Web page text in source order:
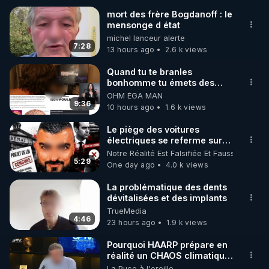
🌱 INSTAGRAM
https://www.instagram.com/rdlr_thierrycasasnovas/
http://rgnr.li/instagram
🌱 LA NEWSLETTER
Pour ne pas rater l’actualité RGNR (stages,
http://rgnr.li/news
🌱 VIDÉOS NON CENSURÉES SUR ODYSEE
Toutes les vidéos Youtube sont aussi sur la
http://rgnr.li/odysee
🌱 LES STAGES EN PRÉSENTIEL
7:28
mort des frère Bogdanoff : le
mensonge d état
michel lanceur alerte
13 hours ago
2.6 k views
9:36
Quand tu te branles
bonhomme tu émets des
ondes ils ont juste omis de
t'expliquer
OHM ÉGA MAN
10 hours ago
1.6 k views
5:29
Le piège des voitures
électriques se referme sur
les usagers !
Notre Réalité Est Falsifiée Et Fausse
One day ago
4.0 k views
4:46
La problématique des dents
dévitalisées et des implants
TrueMedia
23 hours ago
1.9 k views
Pourquoi HAARP prépare en
réalité un CHAOS climatique,
on répond